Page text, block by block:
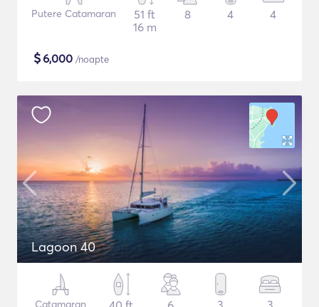
Putere Catamaran
51 ft
16 m
8 4 4
$6,000 /noapte
Lagoon 40
Catamaran